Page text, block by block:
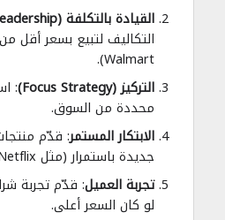
القيادة بالتكلفة (Cost Leadership)
التكاليف لتبيع بسعر أقل
Walmart).
التركيز (Focus Strategy)
:
محددة من السوق.
الابتكار المستمر: قدّم
جديدة باستمرار (مثل Netflix).
تجربة العميل: قدّم تجربة
لو كان السعر أعلى.